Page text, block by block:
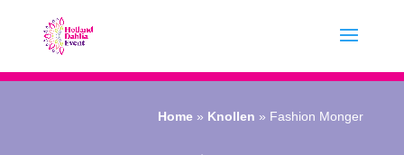
Home » Knollen » Fashion Monger